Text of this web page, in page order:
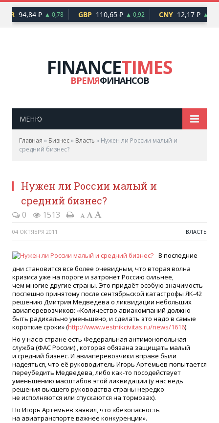
94,84 ₽ ▲ 0,78 GBP 110,65 ₽ ▲ 0,92 CNY 12,17 ₽ ▲ 0,10
FINANCETIMES
ВРЕМЯФИНАНСОВ
МЕНЮ
Главная » Бизнес» Власть » Нужен ли России малый и
средний бизнес?
Нужен ли России малый и
средний бизнес?
0 1513
04 ОКТЯБРЯ 2011 ВЛАСТЬ
В последние
дни становится все более очевидным, что вторая волна
кризиса уже на пороге и затронет Россию сильнее,
чем многие другие страны. Это придаёт особую значимость
поспешно принятому после сентябрьской катастрофы ЯК-42
решению Дмитрия Медведева о ликвидации небольших
авиаперевозчиков: «Количество авиакомпаний должно
быть радикально уменьшено, и сделать это надо в самые
короткие сроки»(http://www.vestnikcivitas.ru/news/1616).
Но у нас в стране есть Федеральная антимонопольная
служба (ФАС России) , которая обязана защищать малый
и средний бизнес. И авиаперевозчики вправе были
надеяться, что её руководитель Игорь Артемьев попытается
переубедить Медведева, либо как-то посодействует
уменьшению масштабов этой ликвидации (у нас ведь
решения высшего руководства страны нередко
не исполняются или спускаются на тормозах).
Но Игорь Артемьев заявил, что «безопасность
на авиатранспорте важнее конкуренции».